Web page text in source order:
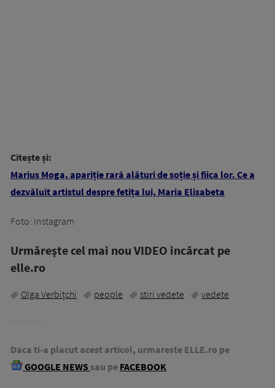
Citește și:
Marius Moga, apariție rară alături de soție și fiica lor. Ce a
dezvăluit artistul despre fetița lui, Maria Elisabeta
Foto: Instagram
Urmăreşte cel mai nou VIDEO incărcat pe
elle.ro
Olga Verbițchi people stiri vedete vedete
Daca ti-a placut acest articol, urmareste ELLE.ro pe
GOOGLE NEWS sau pe FACEBOOK